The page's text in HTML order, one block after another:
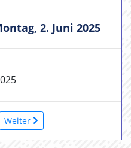
2. Juni 2025
Weiter